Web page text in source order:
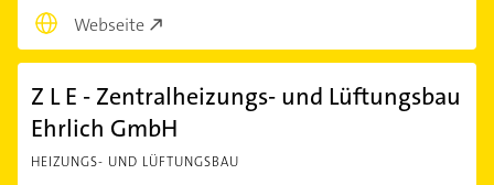
Webseite
Z L E - Zentralheizungs- und Lüftungsbau
Ehrlich GmbH
HEIZUNGS- UND LÜFTUNGSBAU